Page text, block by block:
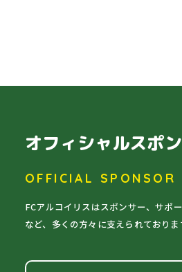
オフィシャルスポ
OFFICIAL SPONSOR
FCアルコイリスはスポンサー、サポ
など、多くの方々に支えられておりま